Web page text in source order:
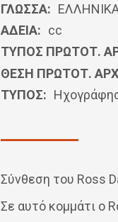
ΓΛΩΣΣΑ:
ΑΔΕΙΑ: cc
ΤΥΠΟΣ ΠΡΩΤΟΤ.
ΘΕΣΗ ΠΡΩΤΟΤ.
ΤΥΠΟΣ:
Σύνθεση του Ross
Σε αυτό κομμάτι ο